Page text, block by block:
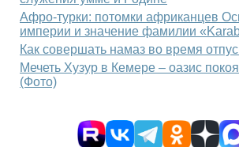
Афро-турки: потомки африканцев
империи и значение фамилии
Как совершать намаз во время
Мечеть Хузур в Кемере – оазис
(Фото)